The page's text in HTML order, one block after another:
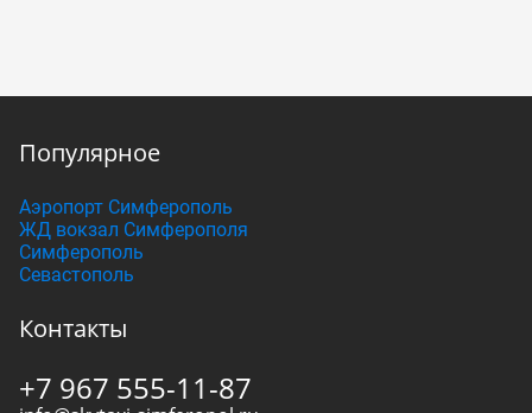
Популярное
Аэропорт Симферополь
ЖД вокзал Симферополя
Симферополь
Севастополь
Контакты
+7 967 555-11-87